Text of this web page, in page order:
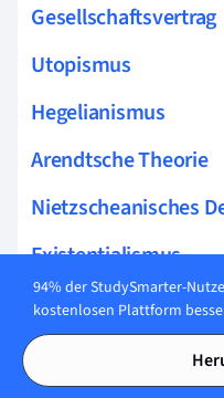
Gesellschaftsvertrag
Utopismus
Hegelianismus
Arendtsche Theorie
Nietzscheanisches
Existentialismus
Kosmopolitismus
94% der StudySmarter-
kostenlosen Plattform